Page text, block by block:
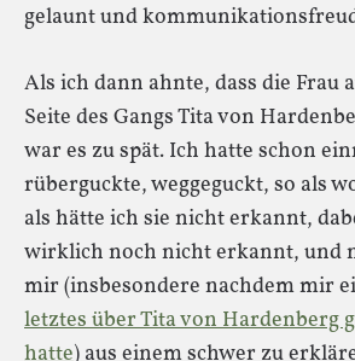
gelaunt und
Als ich dann ahnte, dass die Frau
Seite des Gangs Tita von
war es zu spät. Ich hatte schon
rüberguckte, weggeguckt, so als
als hätte ich sie nicht erkannt,
wirklich noch nicht erkannt, und
mir (insbesondere nachdem mir
letztes über Tita von Hardenberg
hatte) aus einem schwer zu